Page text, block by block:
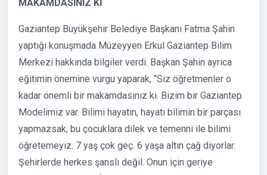
MAKAMDASINIZ Kİ
Gaziantep Büyükşehir Belediye Başkanı Fatma Şahin
yaptığı konuşmada Müzeyyen Erkul Gaziantep Bilim
Merkezi hakkında bilgiler verdi. Başkan Şahin ayrıca
eğitimin önemine vurgu yaparak, “Siz öğretmenler o
kadar önemli bir makamdasınız ki. Bizim bir Gaziantep
Modelimiz var. Bilimi hayatın, hayatı bilimin bir parçası
yapmazsak, bu çocuklara dilek ve temenni ile bilimi
öğretemeyiz. 7 yaş çok geç. 6 yaşa altın çağ diyorlar.
Şehirlerde herkes şanslı değil. Onun için geriye